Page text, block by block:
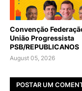
Convenção
União Progressista
PSB/REPUBLICANOS
August 05, 2026
POSTAR UM